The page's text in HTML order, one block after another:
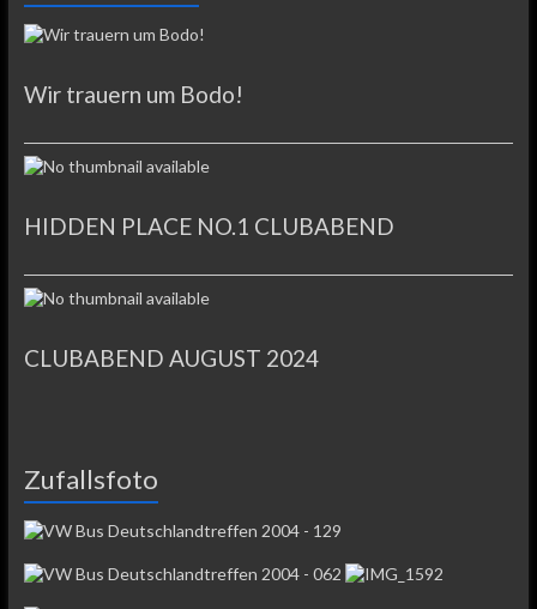
Wir trauern um Bodo!
HIDDEN PLACE NO.1 CLUBABEND
CLUBABEND AUGUST 2024
Zufallsfoto